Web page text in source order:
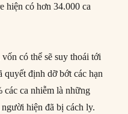
hiện có hơn 34.000 ca
có thể sẽ suy thoái tới
quyết định dỡ bớt các hạn
các ca nhiễm là những
hiện đã bị cách ly.